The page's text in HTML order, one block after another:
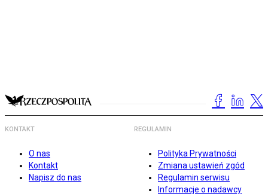
KONTAKT
O nas
Kontakt
Napisz do nas
REGULAMIN
Polityka Prywatności
Zmiana ustawień zgód
Regulamin serwisu
Informacje o nadawcy